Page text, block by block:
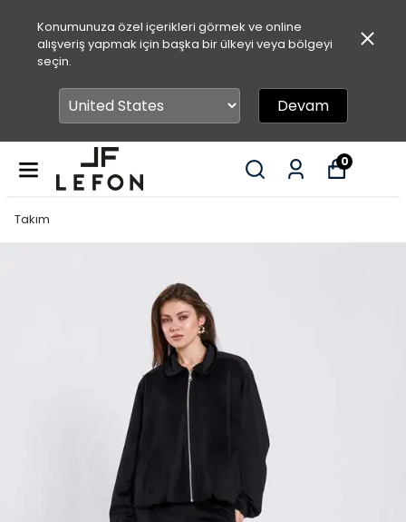
Konumunuza özel içerikleri görmek ve online
alışveriş yapmak için başka bir ülkeyi veya bölgeyi
seçin.
Devam
0
Takım